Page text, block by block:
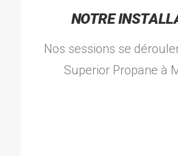
NOTRE
Nos sessions se
Superior Propane à